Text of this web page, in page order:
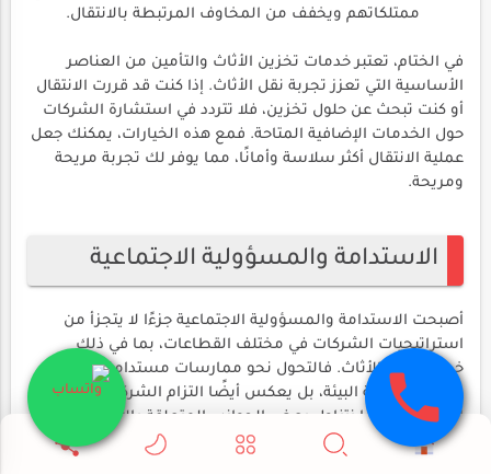
ممتلكاتهم ويخفف من المخاوف المرتبطة بالانتقال.
في الختام، تعتبر خدمات تخزين الأثاث والتأمين من العناصر
الأساسية التي تعزز تجربة نقل الأثاث. إذا كنت قد قررت الانتقال
أو كنت تبحث عن حلول تخزين، فلا تتردد في استشارة الشركات
حول الخدمات الإضافية المتاحة. فمع هذه الخيارات، يمكنك جعل
عملية الانتقال أكثر سلاسة وأمانًا، مما يوفر لك تجربة مريحة
ومريحة.
الاستدامة والمسؤولية الاجتماعية
أصبحت الاستدامة والمسؤولية الاجتماعية جزءًا لا يتجزأ من
استراتيجيات الشركات في مختلف القطاعات، بما في ذلك
خدمات نقل الأثاث. فالتحول نحو ممارسات مستدامة لا يساهم
فقط في حماية البيئة، بل يعكس أيضًا التزام الشركات تجاه
المجتمع. دعونا نتناول بعض الجوانب المتعلقة بالاستدامة
والمسؤولية الاجتماعية في شركات نقل الأثاث، بما في ذلك